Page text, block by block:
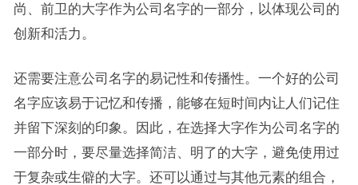
尚、前卫的大字作为公司名字的一部分，以体现公司的
创新和活力。
还需要注意公司名字的易记性和传播性。一个好的公司
名字应该易于记忆和传播，能够在短时间内让人们记住
并留下深刻的印象。因此，在选择大字作为公司名字的
一部分时，要尽量选择简洁、明了的大字，避免使用过
于复杂或生僻的大字。还可以通过与其他元素的组合，